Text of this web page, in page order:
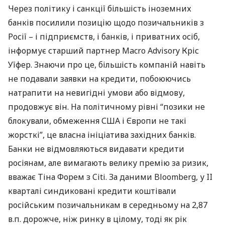
Через політику і санкції більшість іноземних
банків посилили позицію щодо позичальників з
Росії – і підприємств, і банків, і приватних осіб,
інформує старший партнер Macro Advisory Кріс
Уїфер. Знаючи про це, більшість компаній навіть
не подавали заявки на кредити, побоюючись
натрапити на невигідні умови або відмову,
продовжує він. На політичному рівні “позики не
блокували, обмеженняСША і Європи не такі
жорсткі”, це власна ініціатива західних банків.
Банки не відмовляються видавати кредити
росіянам, але вимагають велику премію за ризик,
вважає Тіна Форем з Citi. За даними Bloomberg, у II
кварталі синдиковані кредити коштівали
російським позичальникам в середньому на 2,87
в.п. дорожче, ніж ринку в цілому, тоді як рік